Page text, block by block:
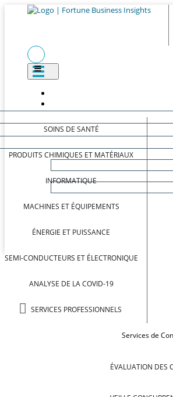
SOINS DE SANTÉ
PRODUITS CHIMIQUES ET MATÉRIAUX
INFORMATIQUE
MACHINES ET ÉQUIPEMENTS
ÉNERGIE ET PUISSANCE
SEMI-CONDUCTEURS ET ÉLECTRONIQUE
ANALYSE DE LA COVID-19
SERVICES PROFESSIONNELS
Services de
ÉVALUATION DES